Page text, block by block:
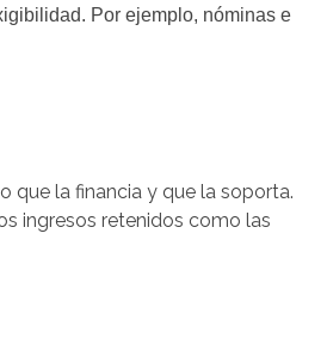
Por ejemplo, nóminas e
que la financia y que la soporta.
ingresos retenidos como las